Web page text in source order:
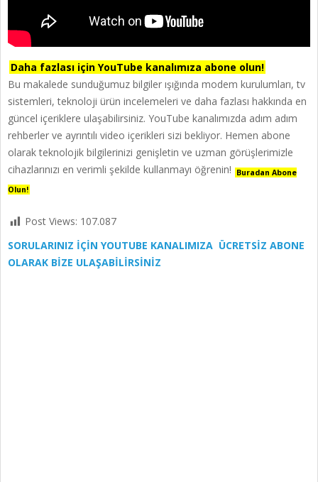
Daha fazlası için YouTube kanalımıza abone olun!
Bu makalede sunduğumuz bilgiler ışığında modem kurulumları, tv
sistemleri, teknoloji ürün incelemeleri ve daha fazlası hakkında en
güncel içeriklere ulaşabilirsiniz. YouTube kanalımızda adım adım
rehberler ve ayrıntılı video içerikleri sizi bekliyor. Hemen abone
olarak teknolojik bilgilerinizi genişletin ve uzman görüşlerimizle
cihazlarınızı en verimli şekilde kullanmayı öğrenin!
Buradan Abone
Olun!
Post Views: 107.087
SORULARINIZ İÇİN YOUTUBE KANALIMIZA ÜCRETSİZ ABONE
OLARAK BİZE ULAŞABİLİRSİNİZ